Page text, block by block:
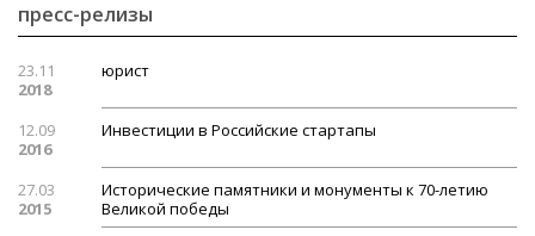
пресс-релизы
23.11
2018
юрист
12.09
2016
Инвестиции в Российские стартапы
27.03
2015
Исторические памятники и монументы к 70-летию
Великой победы